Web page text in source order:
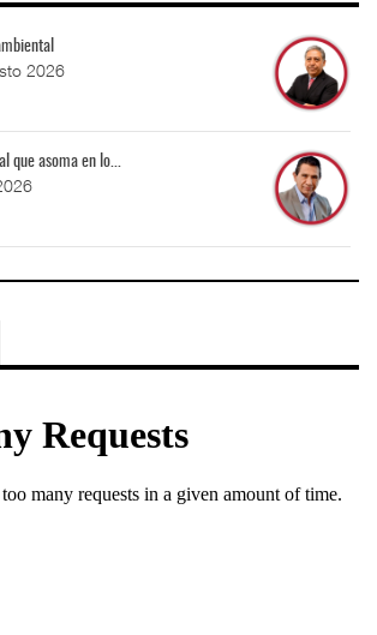
2026
que asoma en lo...